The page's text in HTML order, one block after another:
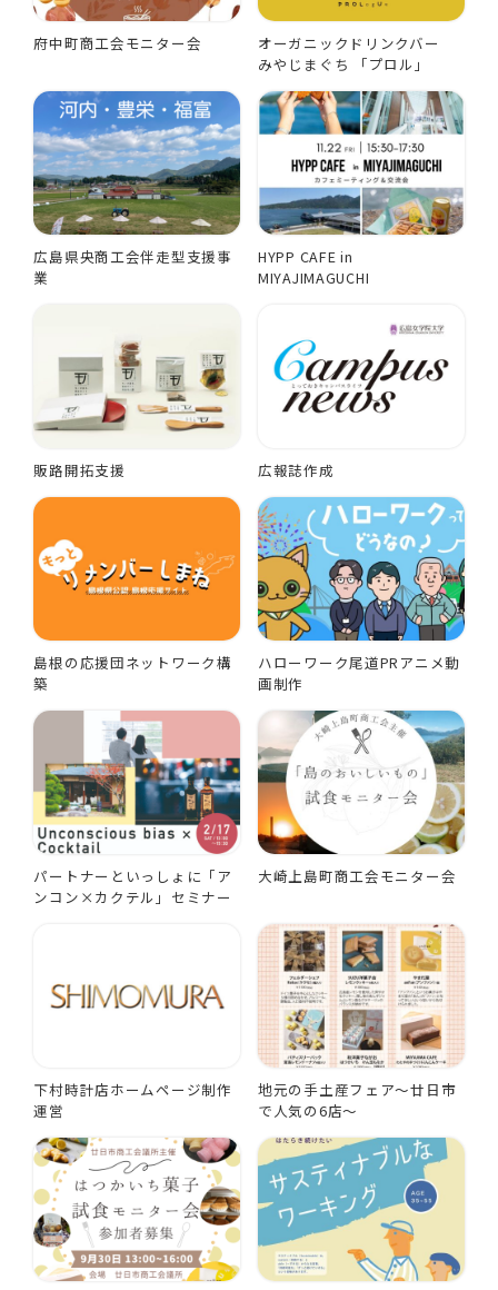
府中町商工会モニター会
オーガニックドリンクバー
みやじまぐち 「プロル」
広島県央商工会伴走型支援事
業
HYPP CAFE in
MIYAJIMAGUCHI
販路開拓支援 広報誌作成
島根の応援団ネットワーク構
築
ハローワーク尾道PRアニメ動
画制作
パートナーといっしょに「ア
ンコン×カクテル」セミナー
大崎上島町商工会モニター会
下村時計店ホームページ制作
運営
地元の手土産フェア～廿日市
で人気の6店～